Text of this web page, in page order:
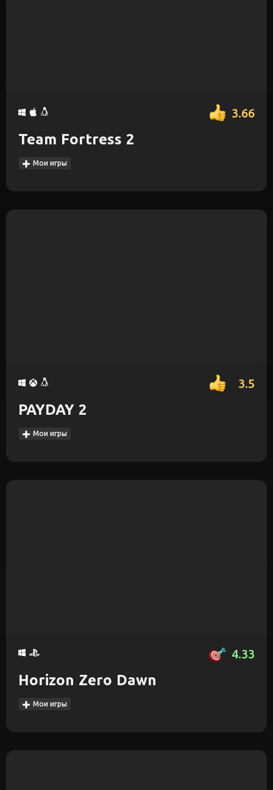
3.66
Team Fortress 2
Мои игры
3.5
PAYDAY 2
Мои игры
4.33
Horizon Zero Dawn
Мои игры